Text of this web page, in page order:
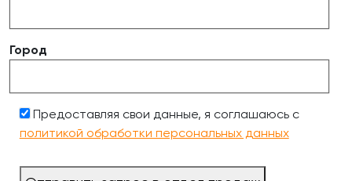
Город
Предоставляя свои данные, я соглашаюсь с
политикой обработки персональных данных